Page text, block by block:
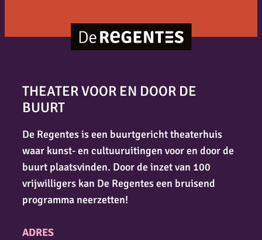
THEATER VOOR EN DOOR DE
BUURT
De Regentes is een buurtgericht theaterhuis
waar kunst- en cultuuruitingen voor en door de
buurt plaatsvinden. Door de inzet van 100
vrijwilligers kan De Regentes een bruisend
programma neerzetten!
ADRES